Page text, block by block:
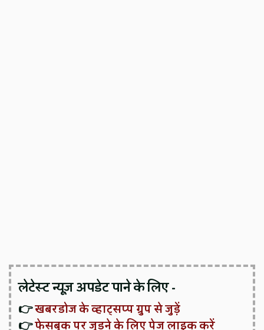
लेटेस्ट न्यूज़ अपडेट पाने के लिए -
👉खबरडोज के व्हाट्सप्प ग्रुप से जुड़ें
👉फेसबुक पर जुड़ने के लिए पेज लाइक करें